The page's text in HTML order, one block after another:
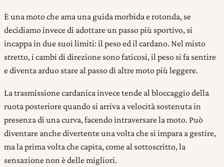
È una moto che ama una guida morbida e rotonda, se
decidiamo invece di adottare un passo più sportivo, si
incappa in due suoi limiti: il peso ed il cardano. Nel misto
stretto, i cambi di direzione sono faticosi, il peso si fa sentire
e diventa arduo stare al passo di altre moto più leggere.
La trasmissione cardanica invece tende al bloccaggio della
ruota posteriore quando si arriva a velocità sostenuta in
presenza di una curva, facendo intraversare la moto. Può
diventare anche divertente una volta che si impara a gestire,
ma la prima volta che capita, come al sottoscritto, la
sensazione non è delle migliori.